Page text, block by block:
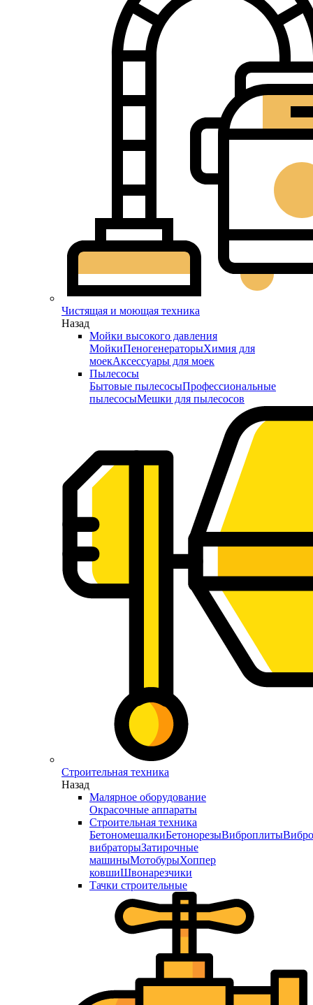
Чистящая и моющая техника
Назад
Мойки высокого давления
МойкиПеногенераторыХимия для
моекАксессуары для моек
Пылесосы
Бытовые пылесосыПрофессиональные
пылесосыМешки для пылесосов
Строительная техника
Назад
Малярное оборудование
Окрасочные аппараты
Строительная техника
БетономешалкиБетонорезыВиброплиты
вибраторыЗатирочные
машиныМотобурыХоппер
ковшиШвонарезчики
Тачки строительные